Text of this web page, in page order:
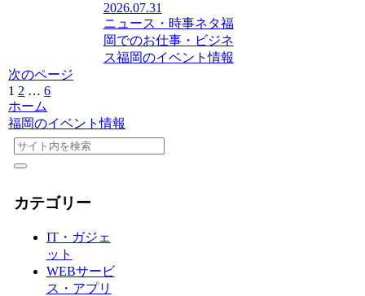
2026.07.31
ニュース・時事ネタ福
岡でのお仕事・ビジネ
ス福岡のイベント情報
次のページ
1 2 … 6次
ホーム
福岡のイベント情報
カテゴリー
IT・ガジェ
ット
WEBサービ
ス・アプリ